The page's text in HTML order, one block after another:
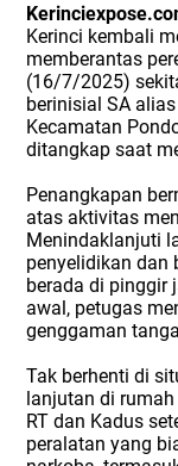
Kerinci kembali
memberantas
(16/7/2025)
berinisial SA
Kecamatan
ditangkap saat
Penangkapan
atas aktivitas
Menindaklanjuti
penyelidikan dan
berada di pinggir
awal, petugas
genggaman
Tak berhenti di
lanjutan di
RT dan Kadus
peralatan yang